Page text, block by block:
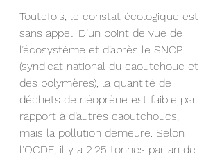
Toutefois, le constat écologique est
sans appel. D’un point de vue de
l’écosystème et d’après le SNCP
(syndicat national du caoutchouc et
des polymères), la quantité de
déchets de néoprène est faible par
rapport à d’autres caoutchoucs,
mais la pollution demeure. Selon
l'OCDE, il y a 2.25 tonnes par an de